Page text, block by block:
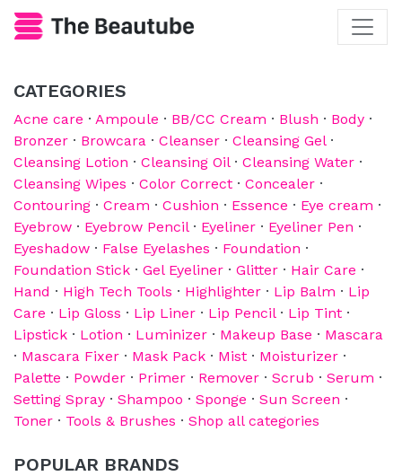
CATEGORIES
Acne care · Ampoule · BB/CC Cream · Blush · Body ·
Bronzer · Browcara · Cleanser · Cleansing Gel·
Cleansing Lotion · Cleansing Oil· Cleansing Water ·
Cleansing Wipes · Color Correct · Concealer ·
Contouring · Cream · Cushion · Essence · Eye cream ·
Eyebrow · Eyebrow Pencil· Eyeliner · Eyeliner Pen ·
Eyeshadow · False Eyelashes · Foundation ·
Foundation Stick · Gel Eyeliner · Glitter · Hair Care ·
Hand · High Tech Tools · Highlighter · Lip Balm · Lip
Care · Lip Gloss · Lip Liner · Lip Pencil· Lip Tint ·
Lipstick · Lotion · Luminizer · Makeup Base · Mascara
· Mascara Fixer · Mask Pack · Mist · Moisturizer ·
Palette · Powder · Primer · Remover · Scrub · Serum ·
Setting Spray · Shampoo · Sponge · Sun Screen ·
Toner · Tools & Brushes · Shop all categories
POPULAR BRANDS